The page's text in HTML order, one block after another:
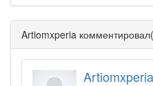
Artiomxperia
Artiomxperia